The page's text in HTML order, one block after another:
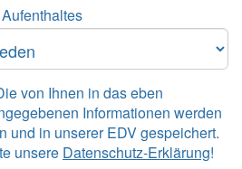
von Ihnen in das eben
Informationen werden
und in unserer EDV gespeichert.
unsere Datenschutz-Erklärung!